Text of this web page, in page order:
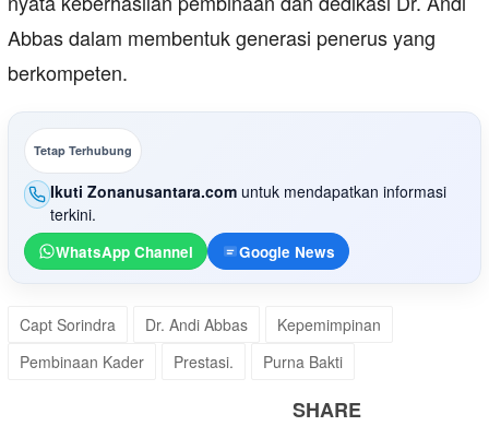
Abbas dalam membentuk generasi penerus yang
berkompeten.
Tetap Terhubung
Ikuti Zonanusantara.com untuk mendapatkan informasi
terkini.
WhatsApp Channel Google News
Capt Sorindra Dr. Andi Abbas
Kepemimpinan
Pembinaan Kader
Prestasi. Purna Bakti
SHARE